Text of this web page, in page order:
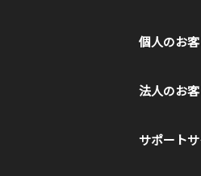
個人のお
法人のお
サポート